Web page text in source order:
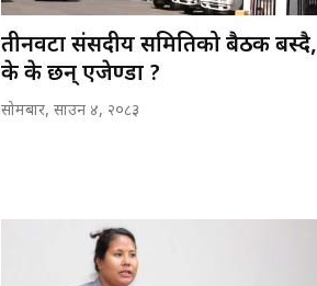
तीनवटा संसदीय समितिको बैठक बस्दै,
के के छन् एजेण्डा ?
सोमबार, साउन ४, २०८३